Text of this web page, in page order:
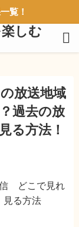
覧！
しむ
放送地域
過去の放
る方法！